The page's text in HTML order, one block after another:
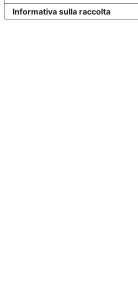
Informativa sulla raccolta